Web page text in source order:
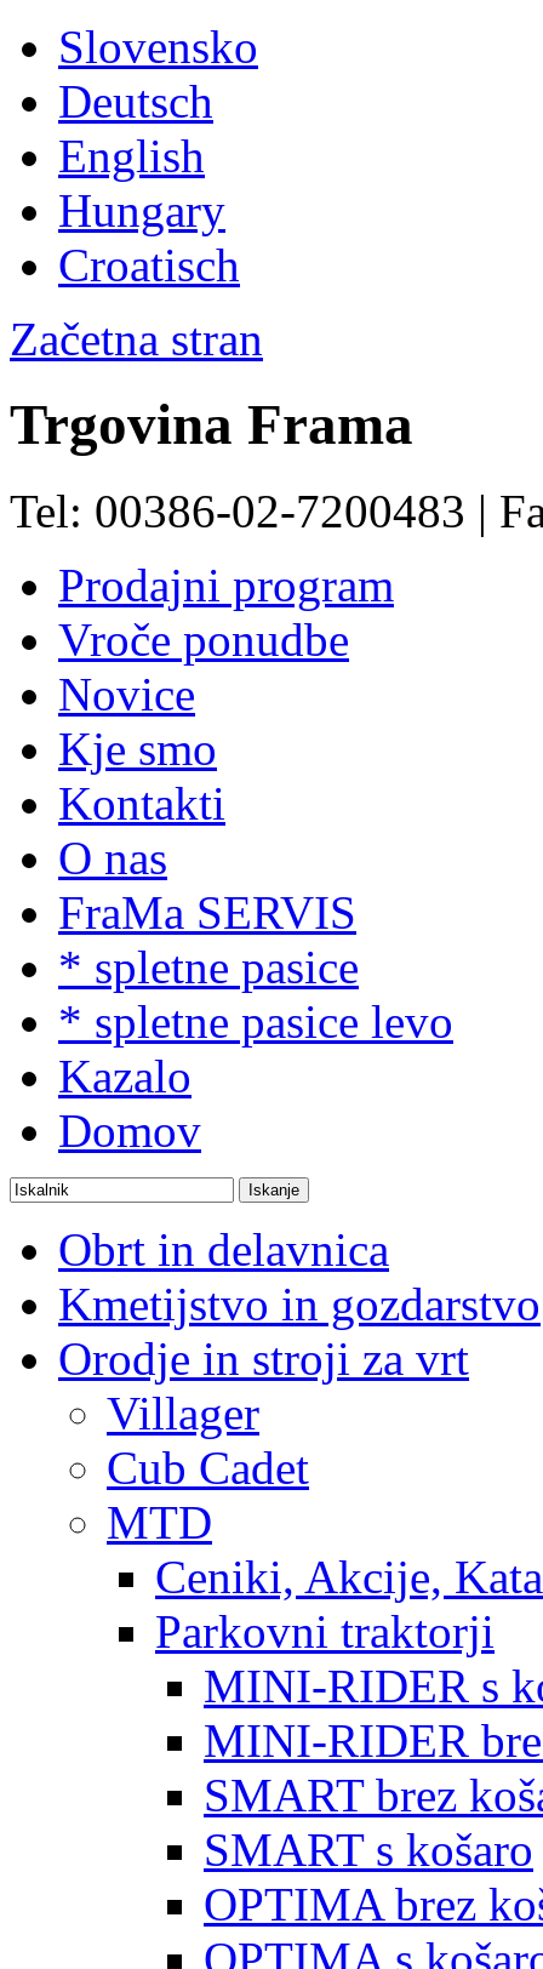
Slovensko
Deutsch
English
Hungary
Croatisch
Začetna stran
Trgovina Frama
Tel: 00386-02-7200483 |
Prodajni program
Vroče ponudbe
Novice
Kje smo
Kontakti
O nas
FraMa SERVIS
* spletne pasice
* spletne pasice levo
Kazalo
Domov
Obrt in delavnica
Kmetijstvo in gozdarstvo
Orodje in stroji za vrt
Villager
Cub Cadet
MTD
Ceniki, Akcije,
Parkovni traktorji
MINI-RIDER s
MINI-RIDER
SMART brez
SMART s košaro
OPTIMA brez
OPTIMA s